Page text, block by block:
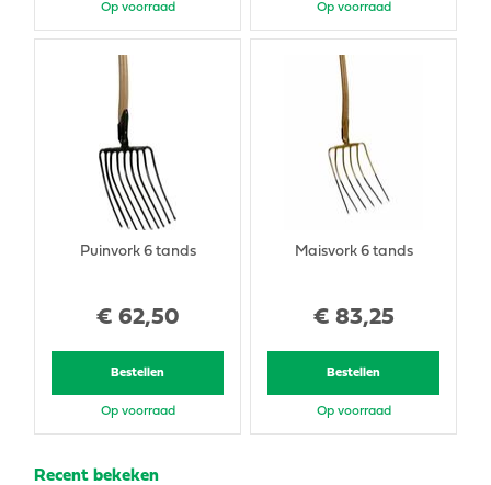
Op voorraad Op voorraad
€ 62,50
Puinvork 6 tands
Bestellen
Op voorraad
€ 83,25
Maisvork 6 tands
Bestellen
Op voorraad
Recent bekeken